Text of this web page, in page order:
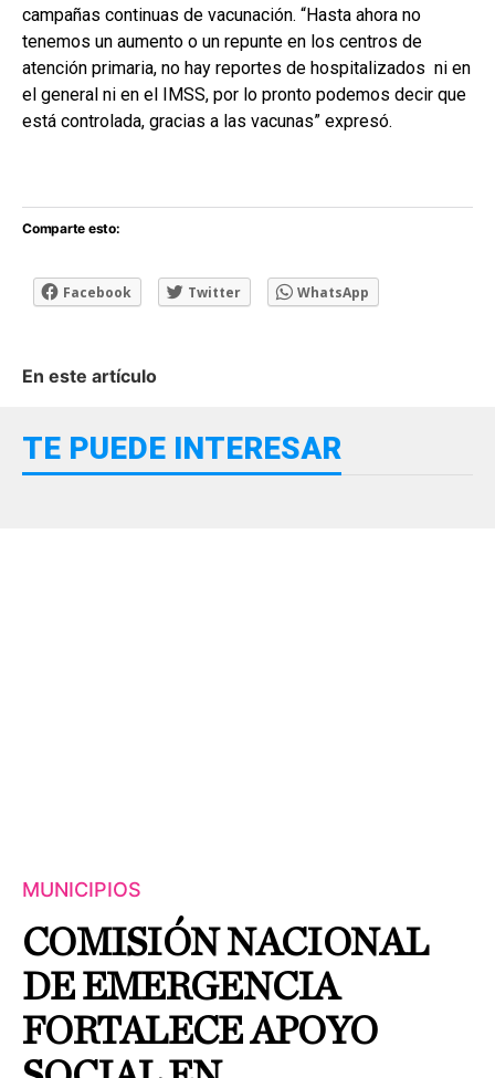
campañas continuas de vacunación. “Hasta ahora no
tenemos un aumento o un repunte en los centros de
atención primaria, no hay reportes de hospitalizados ni en
el general ni en el IMSS, por lo pronto podemos decir que
está controlada, gracias a las vacunas” expresó.
Comparte esto:
Facebook Twitter WhatsApp
En este artículo
TE PUEDE INTERESAR
MUNICIPIOS
COMISIÓN NACIONAL
DE EMERGENCIA
FORTALECE APOYO